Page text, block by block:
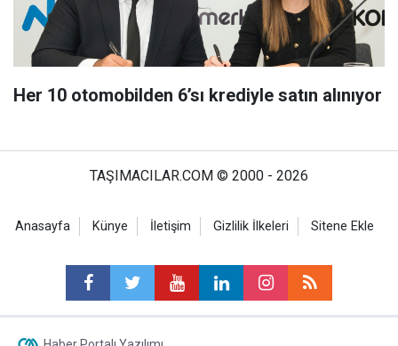
Her 10 otomobilden 6’sı krediyle satın alınıyor
TAŞIMACILAR.COM © 2000 - 2026
Anasayfa Künye İletişim Gizlilik İlkeleri Sitene Ekle